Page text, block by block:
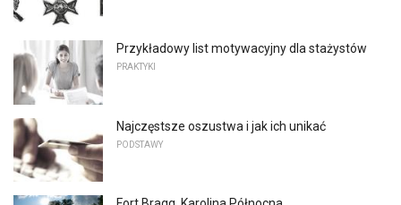
Przykładowy list motywacyjny dla stażystów
PRAKTYKI
Najczęstsze oszustwa i jak ich unikać
PODSTAWY